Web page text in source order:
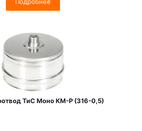
ТиС Моно КМ-Р (316-0,5)